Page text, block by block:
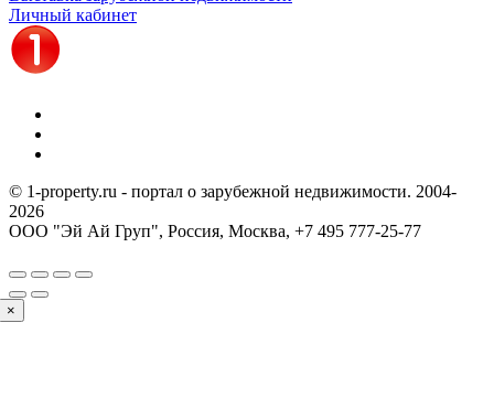
Личный кабинет
© 1-property.ru - портал о зарубежной недвижимости. 2004-
2026
ООО "Эй Ай Груп", Россия, Москва, +7 495 777-25-77
×